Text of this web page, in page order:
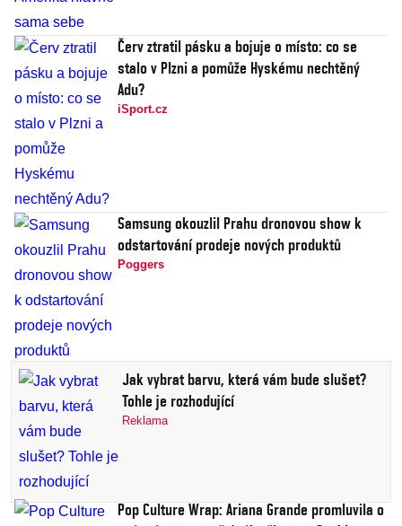
Červ ztratil pásku a bojuje o místo: co se
stalo v Plzni a pomůže Hyskému nechtěný
Adu?
iSport.cz
Samsung okouzlil Prahu dronovou show k
odstartování prodeje nových produktů
Poggers
Jak vybrat barvu, která vám bude slušet?
Tohle je rozhodující
Reklama
Pop Culture Wrap: Ariana Grande promluvila o